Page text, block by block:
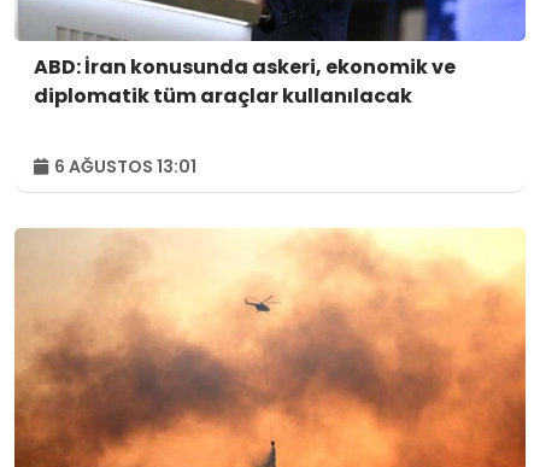
ABD: İran konusunda askeri, ekonomik ve
diplomatik tüm araçlar kullanılacak
6 AĞUSTOS 13:01